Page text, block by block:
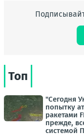
Топ
"Сегодня
попытку
ракетами
прежде,
системой